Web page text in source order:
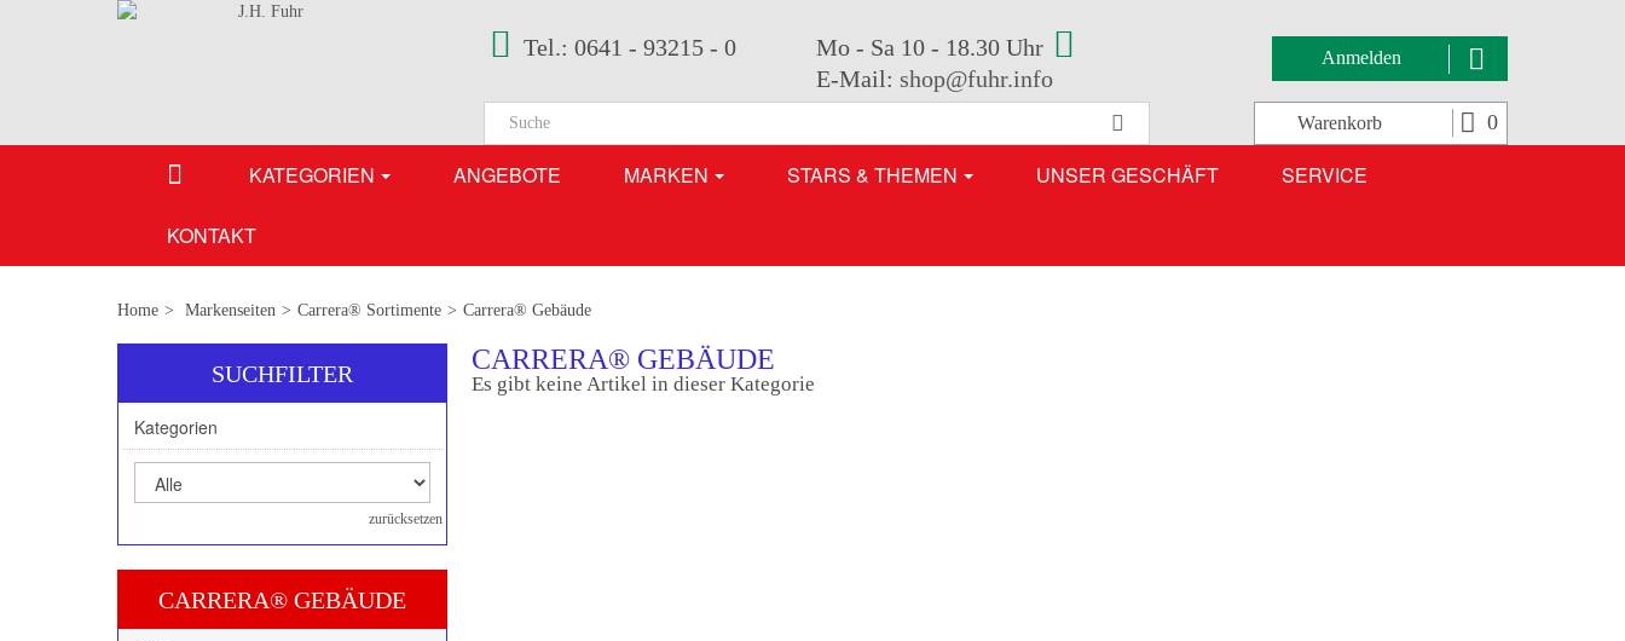
Tel.: 0641 - 93215 - 0
Mo - Sa 10 - 18.30 Uhr
E-Mail: shop@fuhr.info
Anmelden
Warenkorb 0
KATEGORIEN ANGEBOTE MARKEN STARS & THEMEN UNSER GESCHÄFT SERVICE
KONTAKT
Home > Markenseiten > Carrera® Sortimente > Carrera® Gebäude
SUCHFILTER
Kategorien
zurücksetzen
CARRERA® GEBÄUDE
CARRERA® GEBÄUDE
Es gibt keine Artikel in dieser Kategorie